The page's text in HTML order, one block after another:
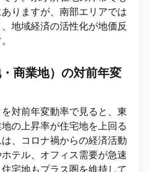
りますが、南部エリアでは
地域経済の活性化が地価反
商業地）の対前年変
対前年変動率で見ると、東
の上昇率が住宅地を上回る
、コロナ禍からの経済活動
テル、オフィス需要が急速
宅地もプラス圏を維持して